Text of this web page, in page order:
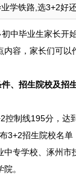
学铁路,选3+2好
中毕业生家长开
容，家长们可以
、招生院校及招生
制线195分，达
招生院校名单
中专学校、涿州
。